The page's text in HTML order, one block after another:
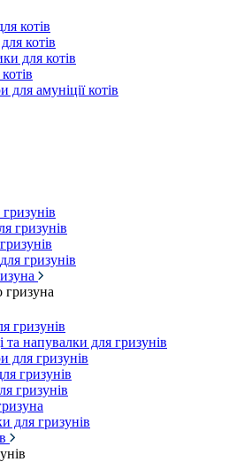
котів
котів
для котів
для амуніції котів
гризунів
гризунів
гризуна
гризунів
та напувалки для гризунів
для гризунів
гризунів
гризунів
для гризунів